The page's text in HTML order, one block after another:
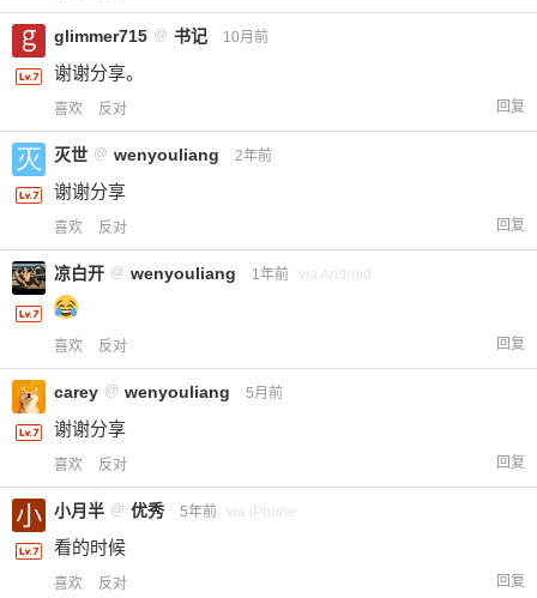
glimmer715 @ 书记 10月前
谢谢分享。
喜欢 反对 回复
灭世 @ wenyouliang 2年前
谢谢分享
喜欢 反对 回复
凉白开 @ wenyouliang 1年前 via Android
喜欢 反对 回复
carey @ wenyouliang 5月前
谢谢分享
喜欢 反对 回复
小月半 @ 优秀 5年前 via iPhone
看的时候
喜欢 反对 回复